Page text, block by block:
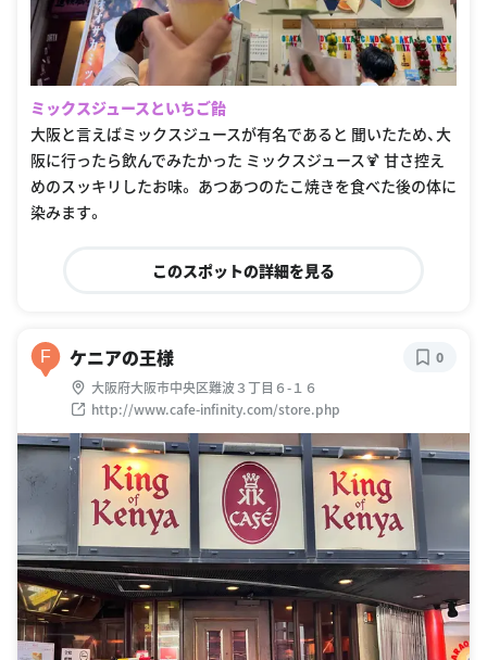
ミックスジュースといちご飴
大阪と言えばミックスジュースが有名であると 聞いたため、大
阪に行ったら飲んでみたかった ミックスジュース🍹 甘さ控え
めのスッキリしたお味。 あつあつのたこ焼きを食べた後の体に
染みます。
このスポットの詳細を見る
F ケニアの王様
大阪府大阪市中央区難波３丁目６-１６
http://www.cafe-infinity.com/store.php
0